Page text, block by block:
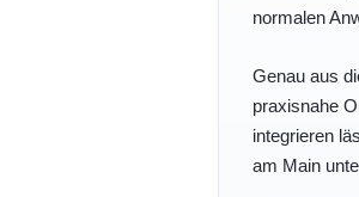
normalen
Genau aus
praxisnahe
integrieren
am Main